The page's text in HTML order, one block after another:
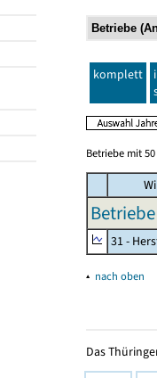
komplett
Betriebe mit
31 -
▴ nach oben
Das